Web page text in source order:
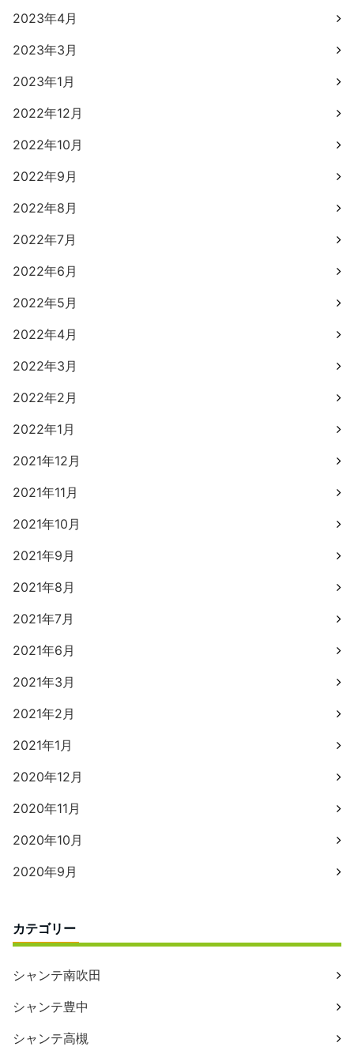
2023年4月
2023年3月
2023年1月
2022年12月
2022年10月
2022年9月
2022年8月
2022年7月
2022年6月
2022年5月
2022年4月
2022年3月
2022年2月
2022年1月
2021年12月
2021年11月
2021年10月
2021年9月
2021年8月
2021年7月
2021年6月
2021年3月
2021年2月
2021年1月
2020年12月
2020年11月
2020年10月
2020年9月
カテゴリー
シャンテ南吹田
シャンテ豊中
シャンテ高槻